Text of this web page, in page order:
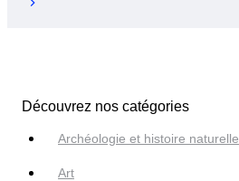
Découvrez nos catégories
Archéologie et histoire naturelle
Art